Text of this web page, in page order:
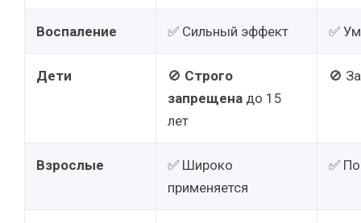
Воспаление ✅ Сильный эффект ✅
Дети 🚫 Строго
запрещена до 15
лет
🚫
Взрослые
✅ Широко
применяется
✅